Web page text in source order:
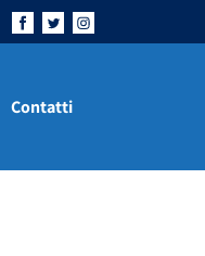
Contatti